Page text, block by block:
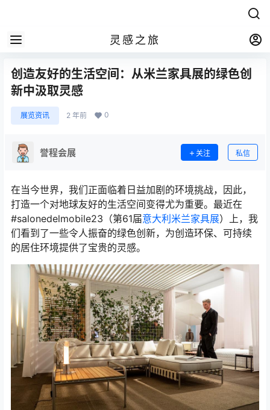
灵感之旅
创造友好的生活空间：从米兰家具展的绿色创
新中汲取灵感
展览资讯 2 年前 0
誉程会展 关注 私信
在当今世界，我们正面临着日益加剧的环境挑战，因此，
打造一个对地球友好的生活空间变得尤为重要。最近在
#salonedelmobile23（第61届意大利米兰家具展）上，我
们看到了一些令人振奋的绿色创新，为创造环保、可持续
的居住环境提供了宝贵的灵感。